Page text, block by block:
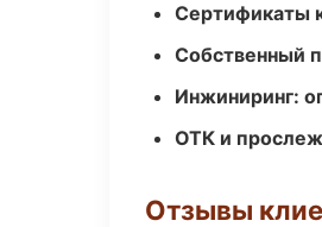
Сертификаты
Собственный
Инжиниринг:
ОТК и
Отзывы